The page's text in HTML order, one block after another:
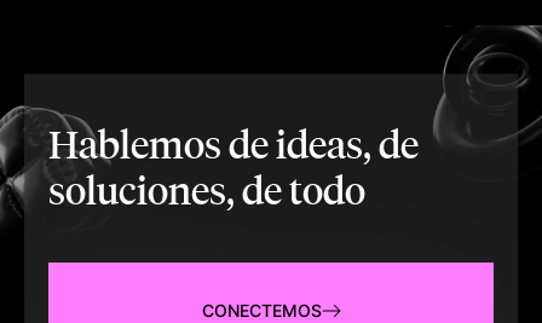
Hablemos de ideas, de
soluciones, de todo
CONECTEMOS